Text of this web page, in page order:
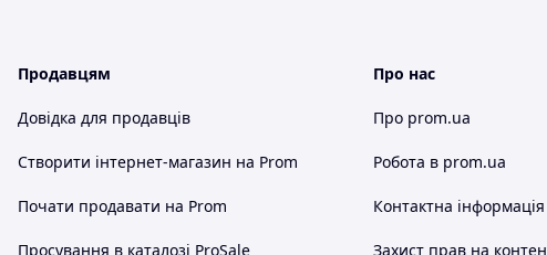
Продавцям
Довідка для продавців
Створити інтернет-магазин на Prom
Почати продавати на Prom
Просування в каталозі ProSale
Про нас
Про prom.ua
Робота в prom.ua
Контактна інформація
Захист прав на